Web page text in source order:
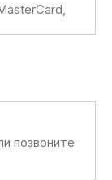
позвоните